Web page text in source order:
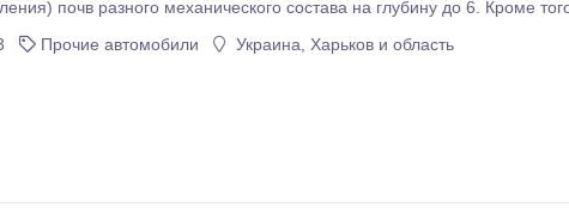
Прочие автомобили Украина, Харьков и область